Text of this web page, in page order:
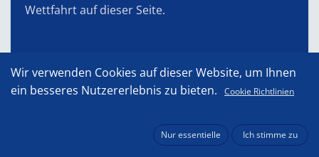
Wettfahrt auf dieser Seite.
Wettfahrtergebnisse
Wir verwenden Cookies auf dieser Website, um Ihnen
ein besseres Nutzererlebnis zu bieten.
Cookie Richtlinien
Nur essentielle Ich stimme zu